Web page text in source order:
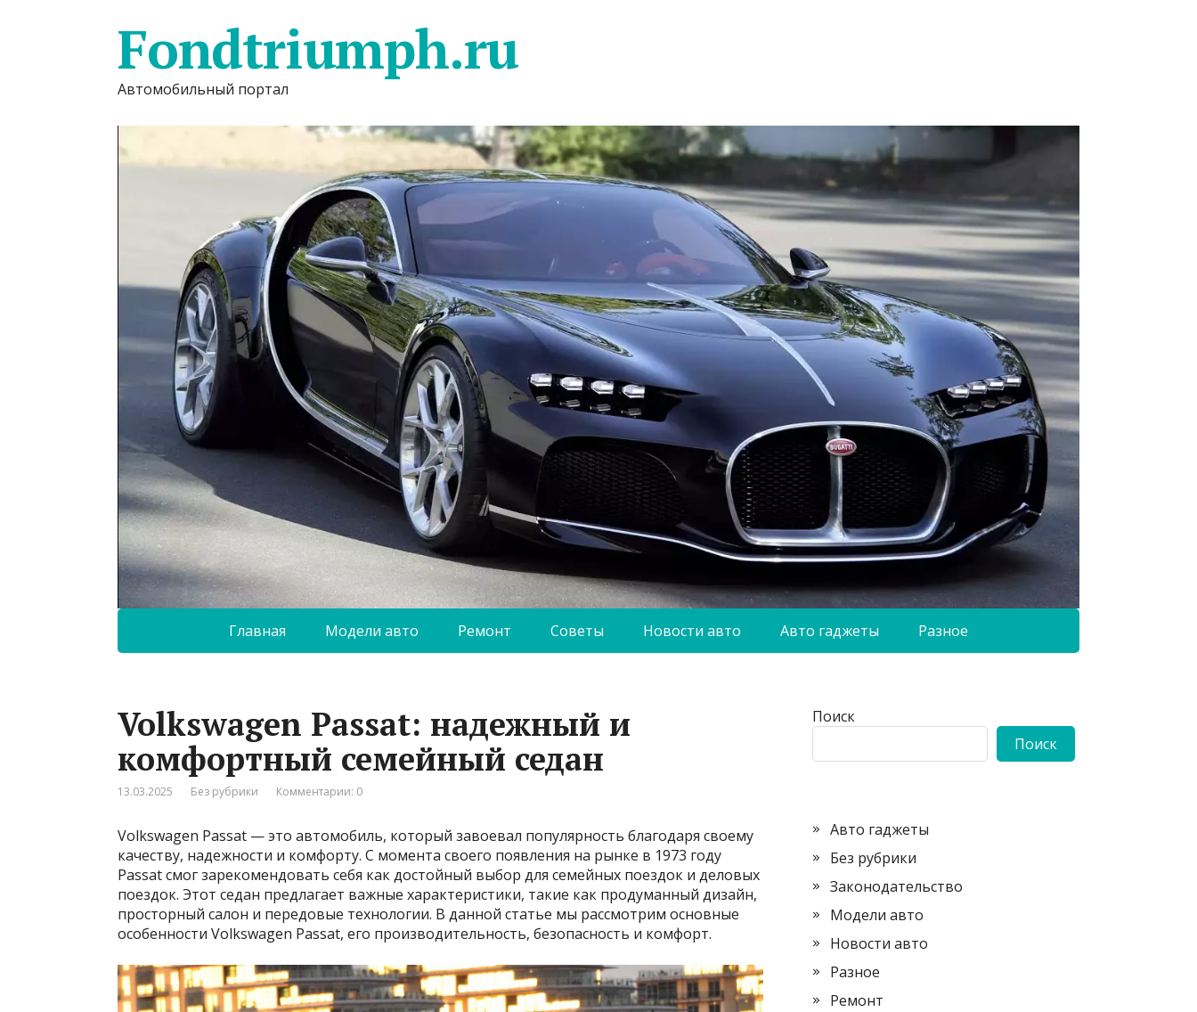
Fondtriumph.ru
Автомобильный портал
Главная Модели авто Ремонт Советы Новости авто Авто гаджеты Разное
Volkswagen Passat: надежный и
комфортный семейный седан
13.03.2025 Без рубрики Комментарии: 0
Volkswagen Passat — это автомобиль, который завоевал популярность благодаря своему
качеству, надежности и комфорту. С момента своего появления на рынке в 1973 году
Passat смог зарекомендовать себя как достойный выбор для семейных поездок и деловых
поездок. Этот седан предлагает важные характеристики, такие как продуманный дизайн,
просторный салон и передовые технологии. В данной статье мы рассмотрим основные
особенности Volkswagen Passat, его производительность, безопасность и комфорт.
Поиск
Поиск
Авто гаджеты
Без рубрики
Законодательство
Модели авто
Новости авто
Разное
Ремонт